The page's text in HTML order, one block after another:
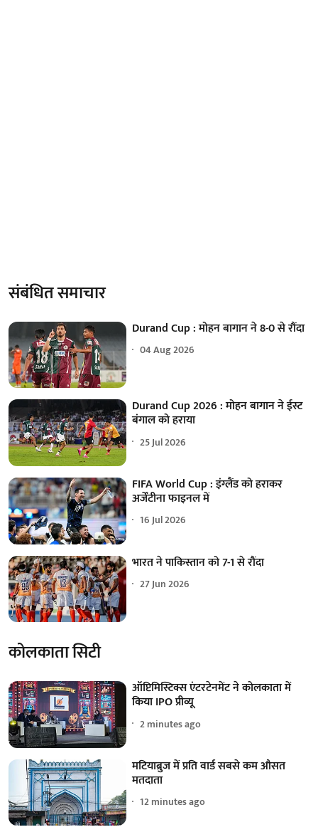
संबंधित समाचार
Durand Cup : मोहन बागान ने 8-0 से रौंदा
04 Aug 2026
Durand Cup 2026 : मोहन बागान ने ईस्ट
बंगाल को हराया
25 Jul 2026
FIFA World Cup : इंग्लैंड को हराकर
अर्जेंटीना फाइनल में
16 Jul 2026
भारत ने पाकिस्तान को 7-1 से रौंदा
27 Jun 2026
कोलकाता सिटी
ऑप्टिमिस्टिक्स एंटरटेनमेंट ने कोलकाता में
किया IPO प्रीव्यू
2 minutes ago
मटियाब्रुज में प्रति वार्ड सबसे कम औसत
मतदाता
12 minutes ago